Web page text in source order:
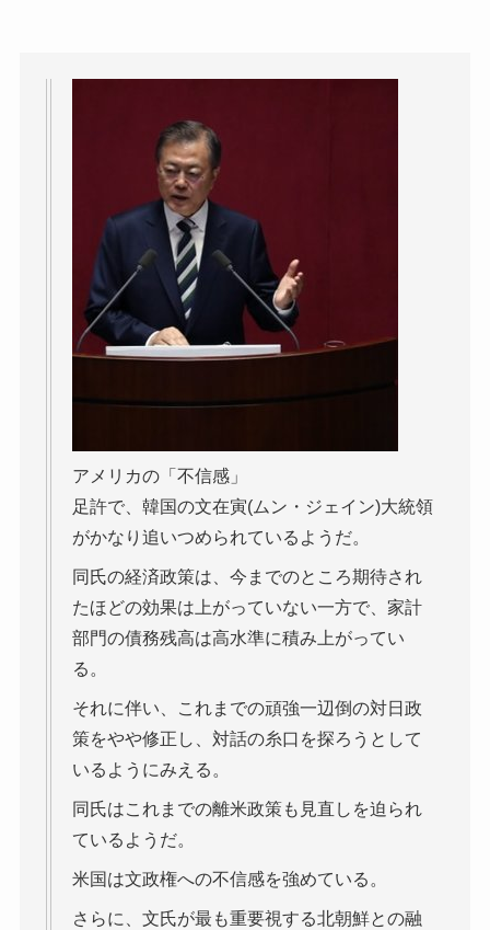
アメリカの「不信感」
足許で、韓国の文在寅(ムン・ジェイン)大統領
がかなり追いつめられているようだ。
同氏の経済政策は、今までのところ期待され
たほどの効果は上がっていない一方で、家計
部門の債務残高は高水準に積み上がってい
る。
それに伴い、これまでの頑強一辺倒の対日政
策をやや修正し、対話の糸口を探ろうとして
いるようにみえる。
同氏はこれまでの離米政策も見直しを迫られ
ているようだ。
米国は文政権への不信感を強めている。
さらに、文氏が最も重要視する北朝鮮との融